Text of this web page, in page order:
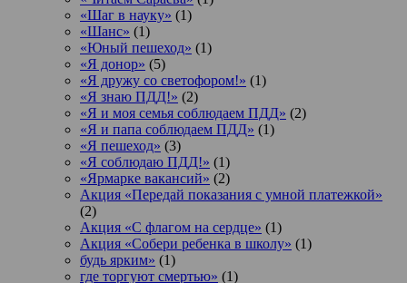
«Шаг в науку» (1)
«Шанс» (1)
«Юный пешеход» (1)
«Я донор» (5)
«Я дружу со светофором!» (1)
«Я знаю ПДД!» (2)
«Я и моя семья соблюдаем ПДД» (2)
«Я и папа соблюдаем ПДД» (1)
«Я пешеход» (3)
«Я соблюдаю ПДД!» (1)
«Ярмарке вакансий» (2)
Акция «Передай показания с умной платежкой»
(2)
Акция «С флагом на сердце» (1)
Акция «Собери ребенка в школу» (1)
будь ярким» (1)
где торгуют смертью» (1)